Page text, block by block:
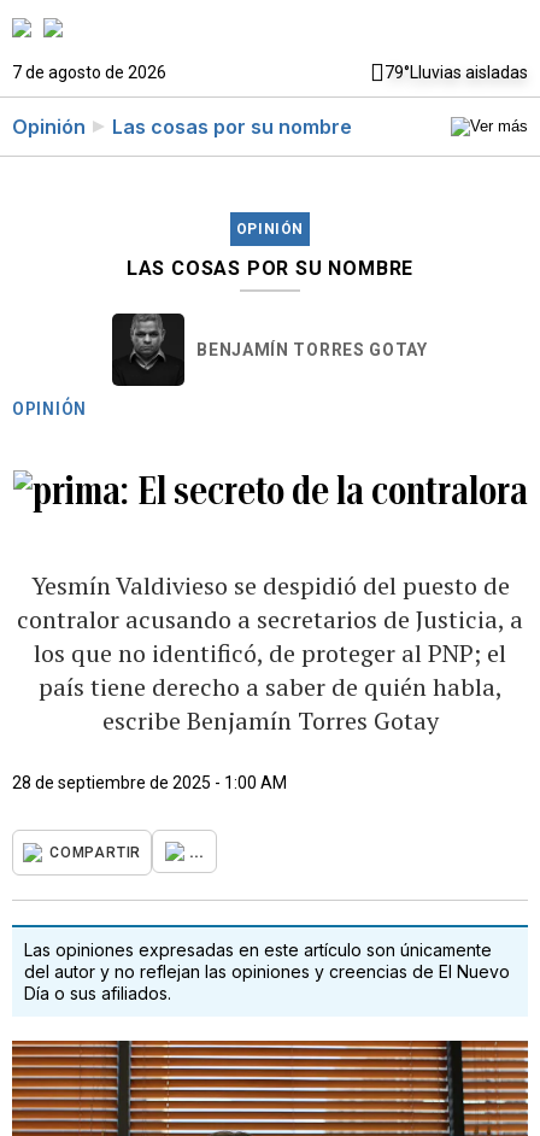
7 de agosto de 2026 79°Lluvias aisladas
Opinión Las cosas por su nombre
OPINIÓN
LAS COSAS POR SU NOMBRE
BENJAMÍN TORRES GOTAY
OPINIÓN
El secreto de la contralora
Yesmín Valdivieso se despidió del puesto de
contralor acusando a secretarios de Justicia, a
los que no identificó, de proteger al PNP; el
país tiene derecho a saber de quién habla,
escribe Benjamín Torres Gotay
28 de septiembre de 2025 - 1:00 AM
COMPARTIR ...
Las opiniones expresadas en este artículo son únicamente
del autor y no reflejan las opiniones y creencias de El Nuevo
Día o sus afiliados.